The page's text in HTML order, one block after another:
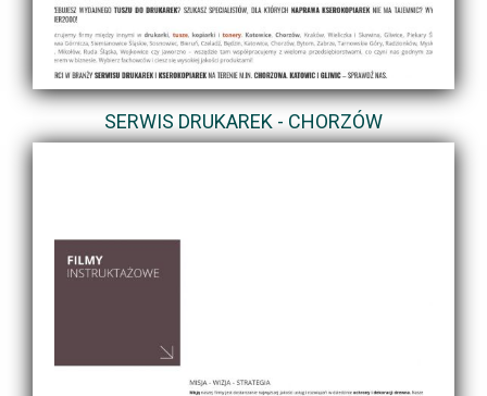
SERWIS DRUKAREK - CHORZÓW